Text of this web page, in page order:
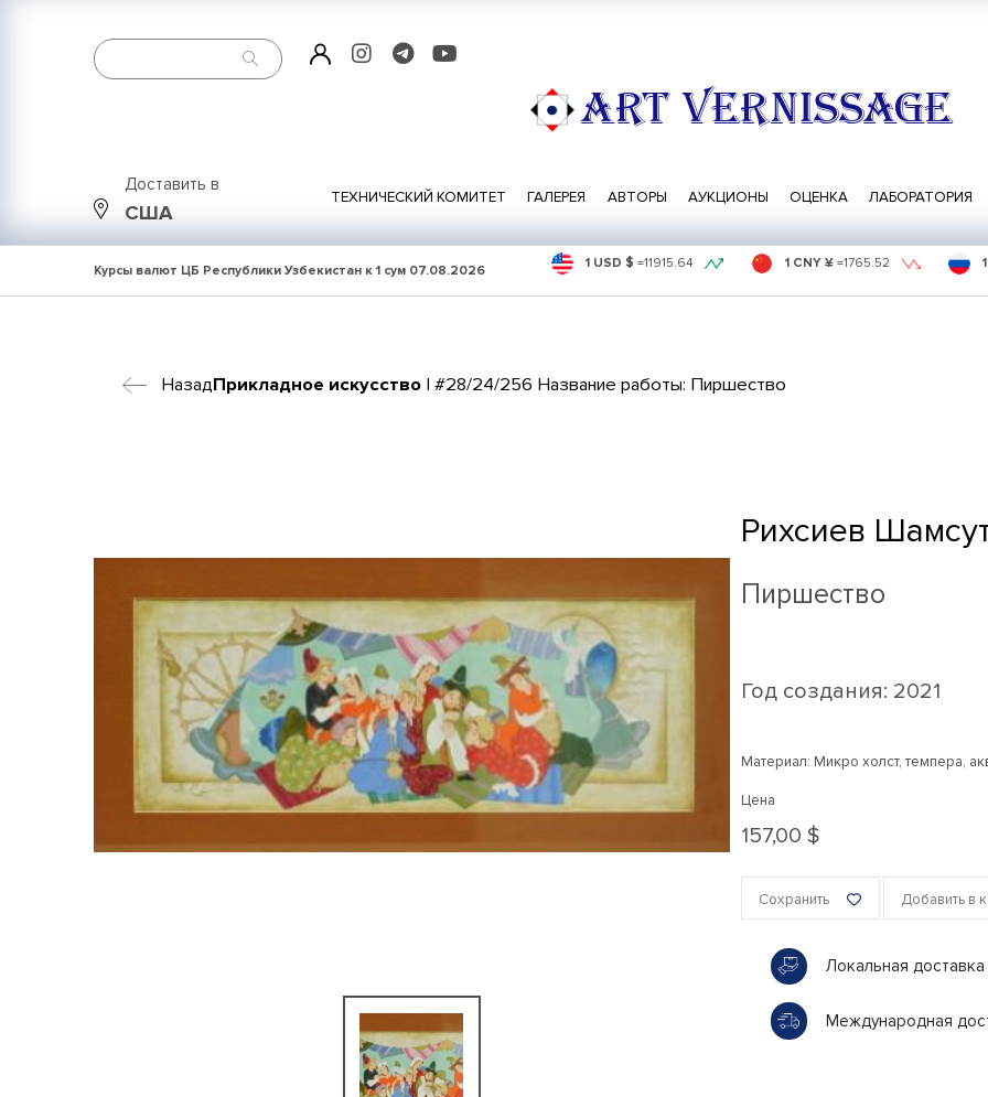
ART VERNISSAGE
Доставить в
США
ТЕХНИЧЕСКИЙ КОМИТЕТ ГАЛЕРЕЯ АВТОРЫ АУКЦИОНЫ ОЦЕНКА ЛАБОРАТОРИЯ
Курсы валют ЦБ Республики Узбекистан к 1 сум 07.08.2026 1 USD $ =11915.64 1 CNY ¥ =1765.52
НазадПрикладное искусство| #28/24/256 Название работы: Пиршество
Рихсиев
Пиршество
Год создания: 2021
Материал: Микро холст, темпера,
Цена
157,00 $
Сохранить Добавить в
Локальная доставка
Международная